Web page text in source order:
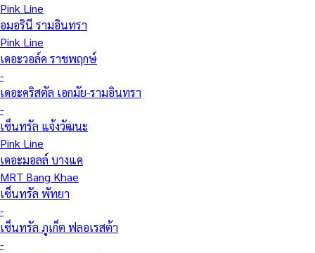
Pink Line
อมอรินี รามอินทรา
Pink Line
เดอะวอล์ค ราชพฤกษ์
-
เดอะคริสตัล เอกมัย-รามอินทรา
-
เซ็นทรัล แจ้งวัฒนะ
Pink Line
เดอะมอลล์ บางแค
MRT Bang Khae
เซ็นทรัล พัทยา
-
เซ็นทรัล ภูเก็ต ฟลอเรสต้า
-